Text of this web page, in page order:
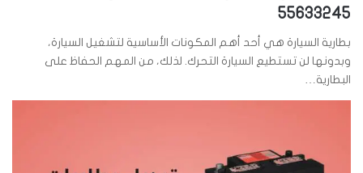
55633245
بطارية السيارة هي أحد أهم المكونات الأساسية لتشغيل السيارة،
وبدونها لن تستطيع السيارة التحرك. لذلك، من المهم الحفاظ على
البطارية…